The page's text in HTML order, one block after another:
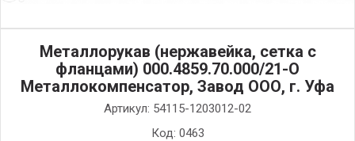
Металлорукав (нержавейка, сетка с
фланцами) 000.4859.70.000/21-О
Металлокомпенсатор, Завод ООО, г. Уфа
Артикул: 54115-1203012-02
Код: 0463